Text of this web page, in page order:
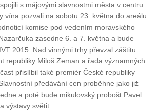
s májovými slavnostmi města v centru
vína pozvali na sobotu 23. května do areálu
komise pod vedením moravského
zasedne 6. a 7. května a bude
2015. Nad vinnými trhy převzal záštitu
republiky Miloš Zeman a řada významných
přislíbil také premiér České republiky
předávání cen proběhne jako již
a poté bude mikulovský probošt Pavel
výstavy světit.